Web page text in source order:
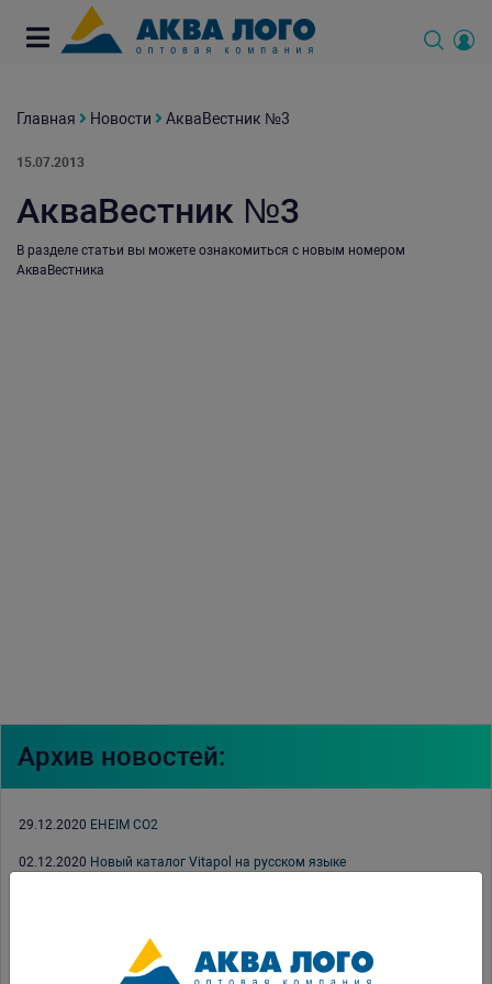
Главная Новости АкваВестник №3
15.07.2013
АкваВестник №3
В разделе статьи вы можете ознакомиться с новым номером
АкваВестника
Архив новостей:
29.12.2020 EHEIM CO2
02.12.2020 Новый каталог Vitapol на русском языке
Смещение сроков проведения Международного Конкурса по
Акваскейпингу IIAC-2020.